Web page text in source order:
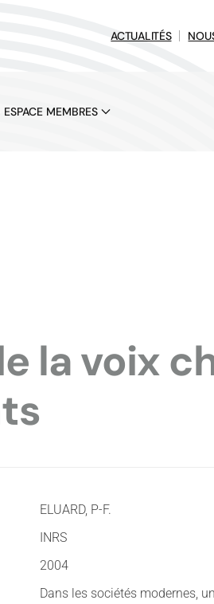
ACTUALITÉS
ESPACE MEMBRES
la voix
ELUARD, P-F.
INRS
2004
Dans les sociétés modernes,